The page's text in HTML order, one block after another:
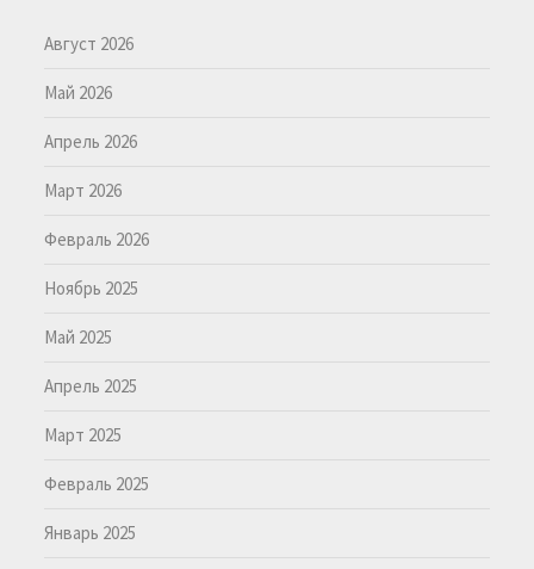
Август 2026
Май 2026
Апрель 2026
Март 2026
Февраль 2026
Ноябрь 2025
Май 2025
Апрель 2025
Март 2025
Февраль 2025
Январь 2025